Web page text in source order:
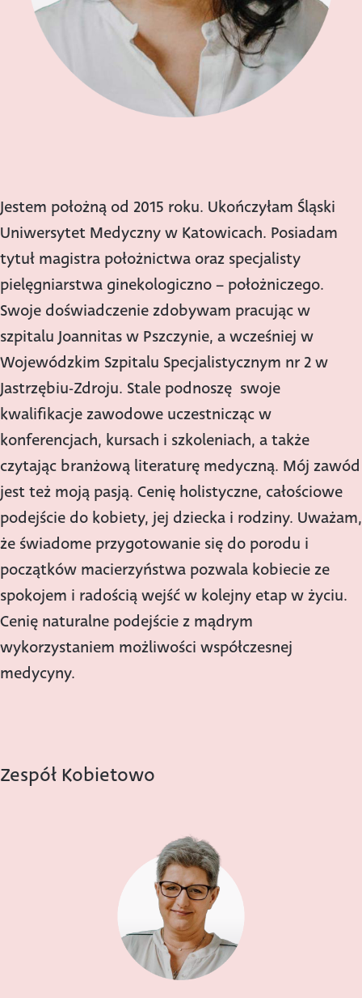
Jestem położną od 2015 roku. Ukończyłam Śląski
Uniwersytet Medyczny w Katowicach. Posiadam
tytuł magistra położnictwa oraz specjalisty
pielęgniarstwa ginekologiczno – położniczego.
Swoje doświadczenie zdobywam pracując w
szpitalu Joannitas w Pszczynie, a wcześniej w
Wojewódzkim Szpitalu Specjalistycznym nr 2 w
Jastrzębiu-Zdroju. Stale podnoszę swoje
kwalifikacje zawodowe uczestnicząc w
konferencjach, kursach i szkoleniach, a także
czytając branżową literaturę medyczną. Mój zawód
jest też moją pasją. Cenię holistyczne, całościowe
podejście do kobiety, jej dziecka i rodziny. Uważam,
że świadome przygotowanie się do porodu i
początków macierzyństwa pozwala kobiecie ze
spokojem i radością wejść w kolejny etap w życiu.
Cenię naturalne podejście z mądrym
wykorzystaniem możliwości współczesnej
medycyny.
Zespół Kobietowo